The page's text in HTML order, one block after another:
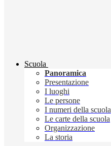
Scuola
Panoramica
Presentazione
I luoghi
Le persone
I numeri della scuola
Le carte della scuola
Organizzazione
La storia